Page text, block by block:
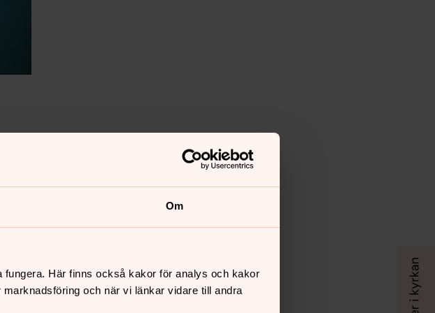
Om
Här finns också kakor för analys och kakor
och när vi länkar vidare till andra
i
00.